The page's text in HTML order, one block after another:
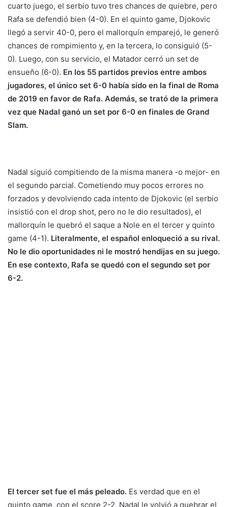
cuarto juego, el serbio tuvo tres chances de quiebre, pero
Rafa se defendió bien (4-0). En el quinto game, Djokovic
llegó a servir 40-0, pero el mallorquín emparejó, le generó
chances de rompimiento y, en la tercera, lo consiguió (5-
0). Luego, con su servicio, el Matador cerró un set de
ensueño (6-0). En los 55 partidos previos entre ambos
jugadores, el único set 6-0 había sido en la final de Roma
de 2019 en favor de Rafa. Además, se trató de la primera
vez que Nadal ganó un set por 6-0 en finales de Grand
Slam.
Nadal siguió compitiendo de la misma manera -o mejor- en
el segundo parcial. Cometiendo muy pocos errores no
forzados y devolviendo cada intento de Djokovic (el serbio
insistió con el drop shot, pero no le dio resultados), el
mallorquín le quebró el saque a Nole en el tercer y quinto
game (4-1). Literalmente, el español enloqueció a su rival.
No le dio oportunidades ni le mostró hendijas en su juego.
En ese contexto, Rafa se quedó con el segundo set por
6-2.
El tercer set fue el más peleado. Es verdad que en el
quinto game, con el score 2-2, Nadal le volvió a quebrar el